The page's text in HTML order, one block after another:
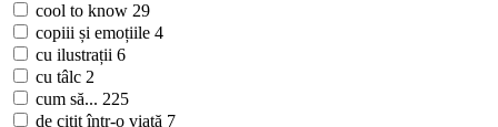
cool to know 29
copiii și emoțiile 4
cu ilustrații 6
cu tâlc 2
cum să... 225
de citit într-o viață 7